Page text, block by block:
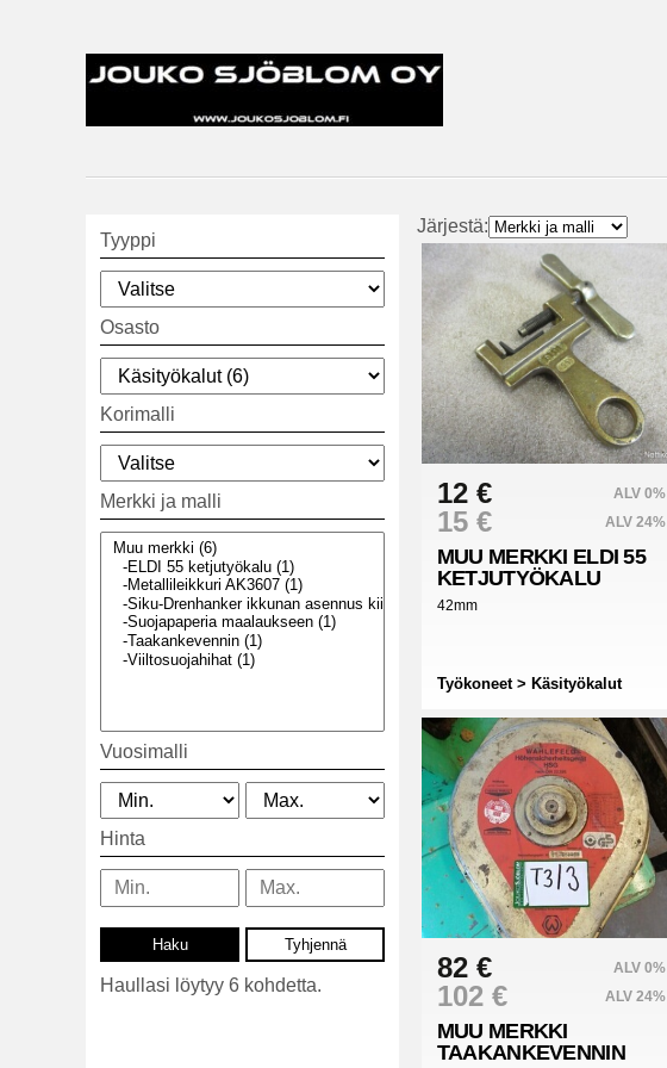
Tyyppi
Osasto
Korimalli
Merkki ja malli
Vuosimalli
Hinta
Haullasi löytyy 6 kohdetta.
Järjestä:
12 € ALV 0%
15 € ALV 24%
MUU MERKKI ELDI 55
KETJUTYÖKALU
42mm
Työkoneet > Käsityökalut
82 € ALV 0%
102 € ALV 24%
MUU MERKKI
TAAKANKEVENNIN